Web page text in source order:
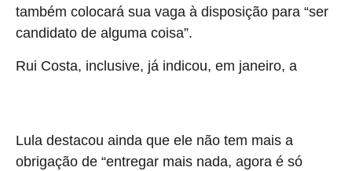
também colocará sua vaga à disposição para “ser
candidato de alguma coisa”.
Rui Costa, inclusive, já indicou, em janeiro, a
Lula destacou ainda que ele não tem mais a
obrigação de “entregar mais nada, agora é só